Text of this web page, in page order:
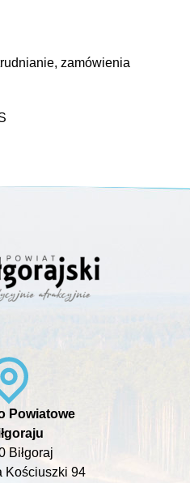
zamówienia
Powiatowe
Biłgoraj
Kościuszki 94